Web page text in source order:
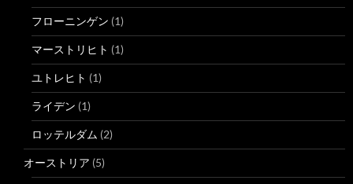
フローニンゲン (1)
マーストリヒト (1)
ユトレヒト (1)
ライデン (1)
ロッテルダム (2)
オーストリア (5)